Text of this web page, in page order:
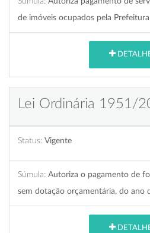
de imóveis ocupados pela
Lei Ordinária 1951/
Status: Vigente
Súmula: Autoriza o pagamento de
sem dotação orçamentária, do ano